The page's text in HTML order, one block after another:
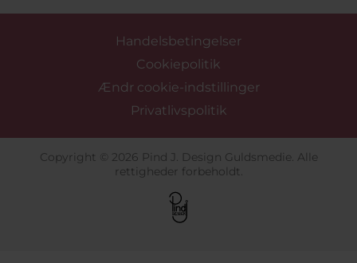
Handelsbetingelser
Cookiepolitik
Ændr cookie-indstillinger
Privatlivspolitik
Copyright © 2026 Pind J. Design Guldsmedie. Alle
rettigheder forbeholdt.